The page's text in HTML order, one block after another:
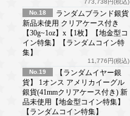
773,738円(税込)
No.18
ランダムブランド銀貨
新品未使用 クリアケース付き
【30g~1oz】x【1枚】【地金型コ
イン特集】【ランダムコイン特
集】
11,776円(税込)
No.19
【ランダムイヤー銀
貨】 1オンス アメリカイーグル
銀貨(41mmクリアケース付き) 新
品未使用【地金型コイン特集】
【ランダムコイン特集】